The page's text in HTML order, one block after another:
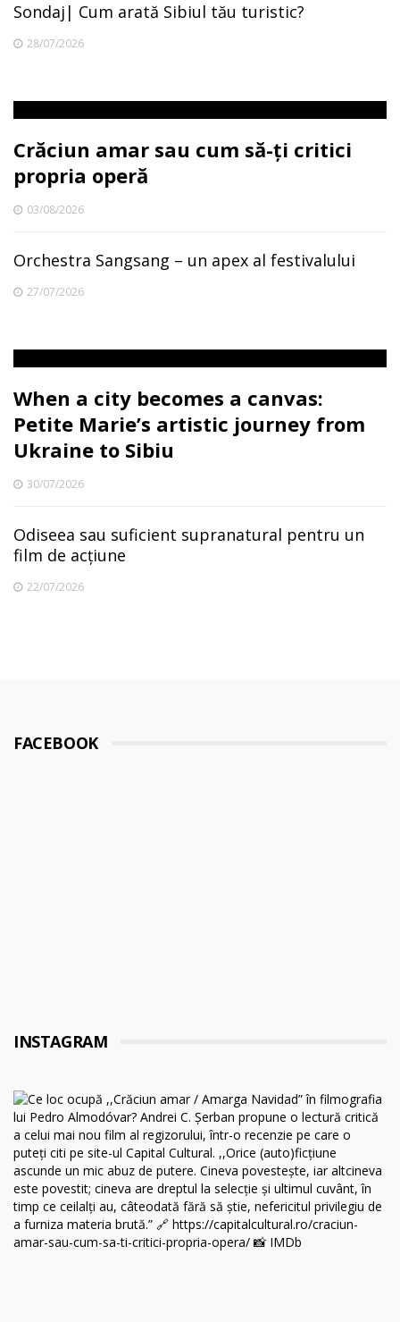
Sondaj| Cum arată Sibiul tău turistic?
28/07/2026
Crăciun amar sau cum să-ți critici
propria operă
03/08/2026
Orchestra Sangsang – un apex al festivalului
27/07/2026
When a city becomes a canvas:
Petite Marie’s artistic journey from
Ukraine to Sibiu
30/07/2026
Odiseea sau suficient supranatural pentru un
film de acțiune
22/07/2026
FACEBOOK
INSTAGRAM